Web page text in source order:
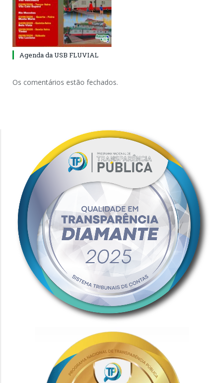
Agenda da USB FLUVIAL
Os comentários estão fechados.